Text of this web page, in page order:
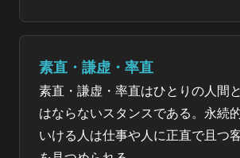
素直・謙虚・率直
素直・謙虚・率直はひとりの人間
はならないスタンスである。永続
いける人は仕事や人に正直で且つ